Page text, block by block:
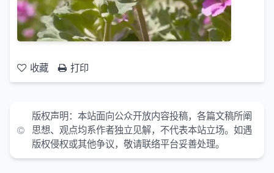
收藏 打印
版权声明：本站面向公众开放内容投稿，各篇文稿所阐
思想、观点均系作者独立见解，不代表本站立场。如遇
版权侵权或其他争议，敬请联络平台妥善处理。